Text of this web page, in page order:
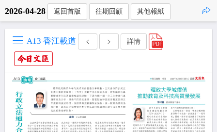
2026-04-28 返回首版 往期回顧 其他報紙
A13 香江載道 詳情
點擊複製